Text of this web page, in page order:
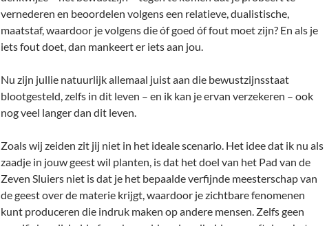
vernederen en beoordelen volgens een relatieve, dualistische,
maatstaf, waardoor je volgens die óf goed óf fout moet zijn? En als je
iets fout doet, dan mankeert er iets aan jou.
Nu zijn jullie natuurlijk allemaal juist aan die bewustzijnsstaat
blootgesteld, zelfs in dit leven – en ik kan je ervan verzekeren – ook
nog veel langer dan dit leven.
Zoals wij zeiden zit jij niet in het ideale scenario. Het idee dat ik nu als
zaadje in jouw geest wil planten, is dat het doel van het Pad van de
Zeven Sluiers niet is dat je het bepaalde verfijnde meesterschap van
de geest over de materie krijgt, waardoor je zichtbare fenomenen
kunt produceren die indruk maken op andere mensen. Zelfs geen